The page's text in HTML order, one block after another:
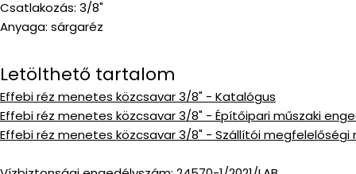
Csatlakozás: 3/8"
Anyaga: sárgaréz
Letölthető tartalom
Effebi réz menetes közcsavar 3/8" - Katalógus
Effebi réz menetes közcsavar 3/8" - Építőipari műszaki
Effebi réz menetes közcsavar 3/8" - Szállítói megfelelőségi